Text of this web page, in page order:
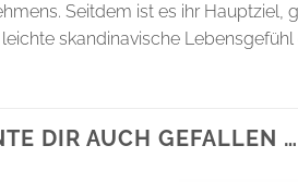
Seitdem ist es ihr Hauptziel,
skandinavische Lebensgefühl
DIR AUCH GEFALLEN …